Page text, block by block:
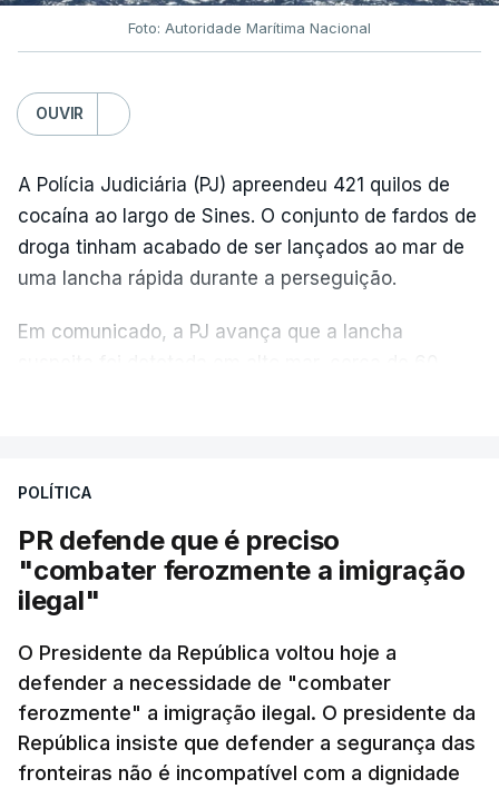
Foto: Autoridade Marítima Nacional
OUVIR
A Polícia Judiciária (PJ) apreendeu 421 quilos de
cocaína ao largo de Sines. O conjunto de fardos de
droga tinham acabado de ser lançados ao mar de
uma lancha rápida durante a perseguição.
Em comunicado, a PJ avança que a lancha
desencadeando uma ação de prevenção
articulação com a Marinha, a Autoridade Marítima
Nacional e a Força Aérea.
apreendida mais cocaína até ao momento de que
em todo o ano de 2025.
A ação de prevenção visa a deteção em alto mar
de embarcações de alta velocidade (EAV) que
POLÍTICA
PR defende que é preciso
"combater ferozmente a imigração
ilegal"
O Presidente da República voltou hoje a
defender a necessidade de "combater
ferozmente" a imigração ilegal. O presidente da
República insiste que defender a segurança das
fronteiras não é incompatível com a dignidade